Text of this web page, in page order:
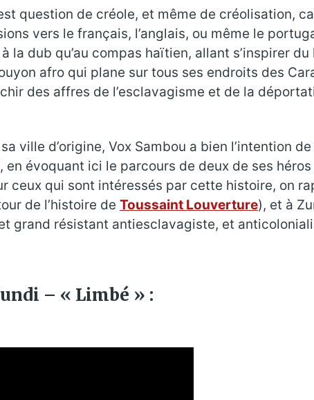
question de créole, et même de créolisation,
vers le français, l’anglais, ou même le
la dub qu’au compas haïtien, allant s’inspirer
afro qui plane sur tous ses endroits des
des affres de l’esclavagisme et de la
ville d’origine, Vox Sambou a bien l’intention
évoquant ici le parcours de deux de ses
ceux qui sont intéressés par cette histoire, on
de l’histoire de Toussaint Louverture), et à
grand résistant antiesclavagiste, et
– « Limbé » :